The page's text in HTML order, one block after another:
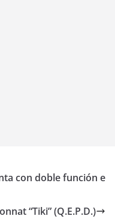
con doble función e
“Tiki” (Q.E.P.D.)